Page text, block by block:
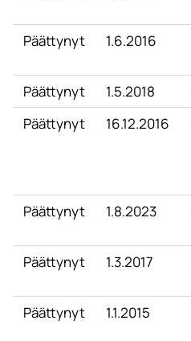
Päättynyt 1.6.2016
Päättynyt 1.5.2018
Päättynyt
16.12.2016
Päättynyt
1.8.2023
Päättynyt 1.3.2017
Päättynyt 1.1.2015